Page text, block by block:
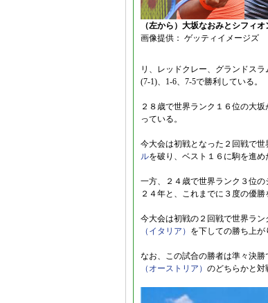
（左から）大坂なおみとシフィオ
画像提供： ゲッティイメージズ
リ、レッドクレー、グランドス
(7-1)、1-6、7-5で勝利している。
２８歳で世界ランク１６位の大
っている。
今大会は初戦となった２回戦で
ルを破り、ベスト１６に駒を進め
一方、２４歳で世界ランク３位
２４年と、これまでに３度の優勝
今大会は初戦の２回戦で世界ラン
（イタリア） を下しての勝ち上が
なお、この試合の勝者は準々決
（オーストリア） のどちらかと対